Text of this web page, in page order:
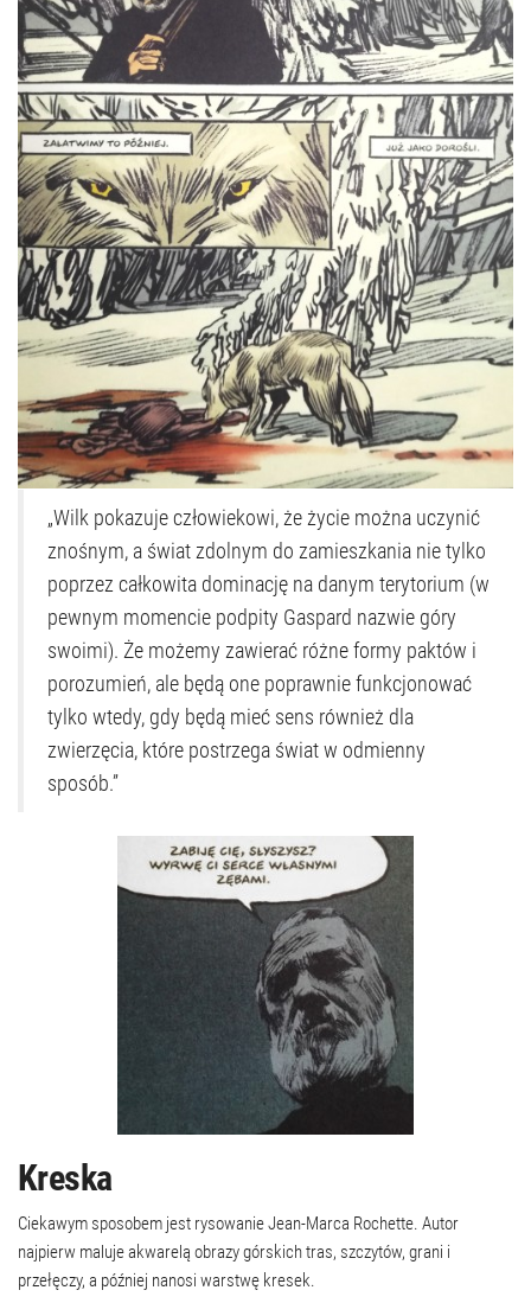
„Wilk pokazuje człowiekowi, że życie można uczynić
znośnym, a świat zdolnym do zamieszkania nie tylko
poprzez całkowita dominację na danym terytorium (w
pewnym momencie podpity Gaspard nazwie góry
swoimi). Że możemy zawierać różne formy paktów i
porozumień, ale będą one poprawnie funkcjonować
tylko wtedy, gdy będą mieć sens również dla
zwierzęcia, które postrzega świat w odmienny
sposób.”
Kreska
Ciekawym sposobem jest rysowanie Jean-Marca Rochette. Autor
najpierw maluje akwarelą obrazy górskich tras, szczytów, grani i
przełęczy, a później nanosi warstwę kresek.